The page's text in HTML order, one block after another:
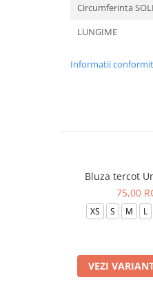
Circumferinta
LUNGIME
Informatii
Bluza tercot
75,00
XS S M L
VEZI